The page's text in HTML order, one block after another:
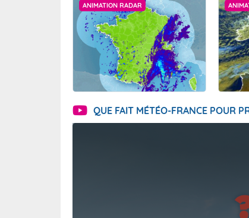
ANIMATION RADAR
QUE FAIT MÉTÉO-FRANCE POUR